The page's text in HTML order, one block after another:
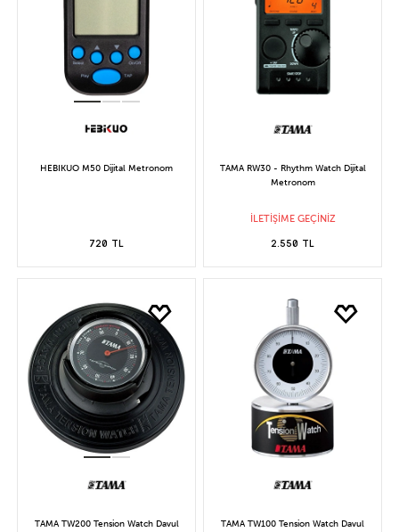
HEBIKUO M50 Dijital Metronom
720 TL
TAMA RW30 - Rhythm Watch Dijital
Metronom
İLETİŞİME GEÇİNİZ
2.550 TL
TAMA TW200 Tension Watch Davul
TAMA TW100 Tension Watch Davul